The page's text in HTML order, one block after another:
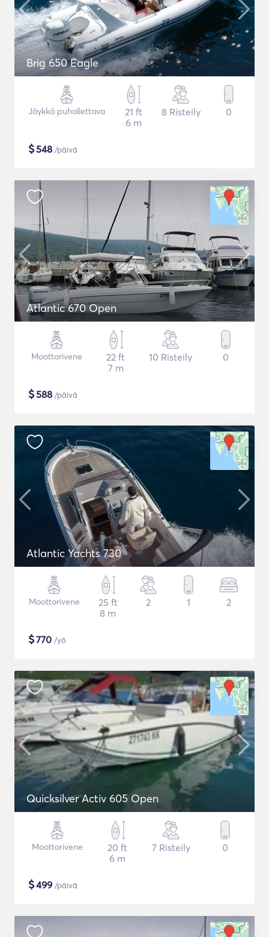
Brig 650 Eagle
Jäykkä puhallettava
21 ft
6 m
8 Risteily 0
$548 /päivä
Atlantic 670 Open
Moottorivene
22 ft
7 m
10 Risteily 0
$588 /päivä
Atlantic Yachts 730
Moottorivene
25 ft
8 m
2 1 2
$770 /yö
Quicksilver Activ 605 Open
Moottorivene
20 ft
6 m
7 Risteily 0
$499 /päivä